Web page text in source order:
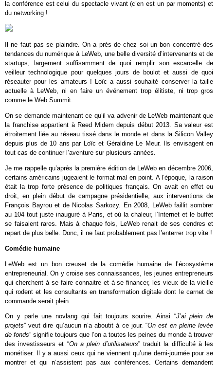
la conférence est celui du spectacle vivant (c’en est un par moments) et
du networking !
Il ne faut pas se plaindre. On a près de chez soi un bon concentré des
tendances du numérique à LeWeb, une belle diversité d’intervenants et de
startups, largement suffisamment de quoi remplir son escarcelle de
veilleur technologique pour quelques jours de boulot et aussi de quoi
réseauter pour les amateurs ! Loïc a aussi souhaité conserver la taille
actuelle à LeWeb, ni en faire un événement trop élitiste, ni trop gros
comme le Web Summit.
On se demande maintenant ce qu’il va advenir de LeWeb maintenant que
la franchise appartient à Reed Midem depuis début 2013. Sa valeur est
étroitement liée au réseau tissé dans le monde et dans la Silicon Valley
depuis plus de 10 ans par Loïc et Géraldine Le Meur. Ils envisagent en
tout cas de continuer l’aventure sur plusieurs années.
Je me rappelle qu’après la première édition de LeWeb en décembre 2006,
certains américains jugeaient le format mal en point. A l’époque, la raison
était la trop forte présence de politiques français. On avait en effet eu
droit, en plein début de campagne présidentielle, aux interventions de
François Bayrou et de Nicolas Sarkozy. En 2008, LeWeb faillit sombrer
au 104 tout juste inauguré à Paris, et où la chaleur, l’Internet et le buffet
se faisaient rares. Mais à chaque fois, LeWeb renait de ses cendres et
repart de plus belle. Donc, il ne faut probablement pas l’enterrer trop vite !
Comédie humaine
LeWeb est un bon creuset de la comédie humaine de l’écosystème
entrepreneurial. On y croise ses connaissances, les jeunes entrepreneurs
qui cherchent à se faire connaitre et à se financer, les vieux de la vieille
qui rodent et les consultants en transformation digitale dont le carnet de
commande serait plein.
On y parle une novlang qui fait toujours sourire. Ainsi “J’ai plein de
projets” veut dire qu’aucun n’a aboutit à ce jour. “On est en pleine levée
de fonds” signifie toujours que l’on a toutes les peines du monde à trouver
des investisseurs et “On a plein d’utilisateurs” traduit la difficulté à les
monétiser. Il y a aussi ceux qui ne viennent qu’une demi-journée pour se
montrer et qui n’assistent pas aux conférences. Certains demandent